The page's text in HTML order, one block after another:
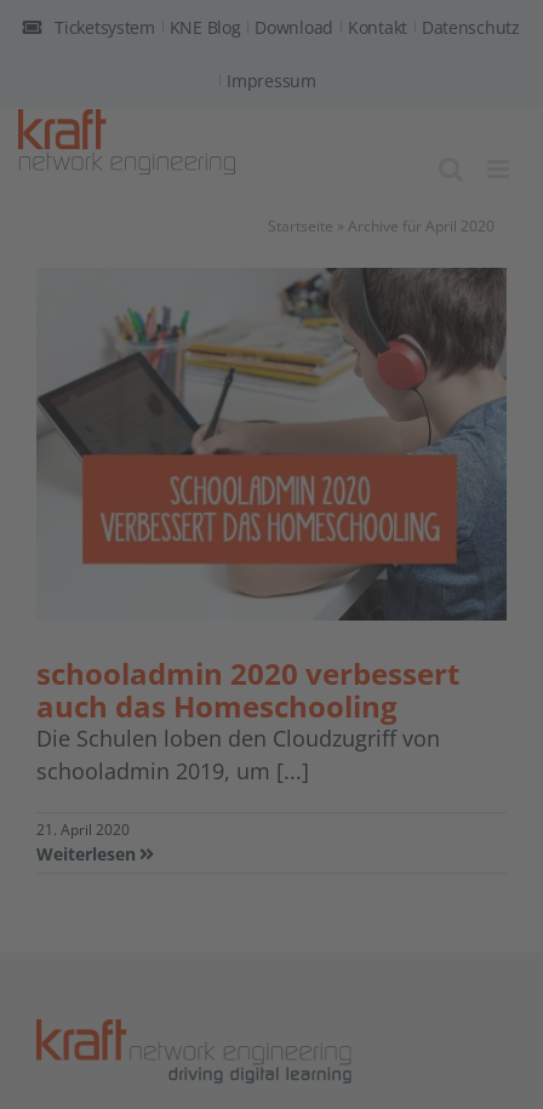
Zum Ticketsystem KNE Blog Download Kontakt Datenschutz
Impressum
Startseite » Archive für April 2020
schooladmin 2020 verbessert
auch das Homeschooling
Die Schulen loben den Cloudzugriff von
schooladmin 2019, um [...]
21. April 2020
Weiterlesen